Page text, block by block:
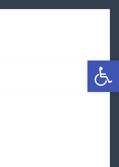
פתח סרגל נגישות